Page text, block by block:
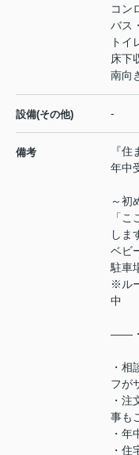
コン
バス
トイ
床下
南向
設備(その他) -
備考
『
年中
～初
「
しま
ベビ
駐車
※ル
中
――
・
フが
・
事も
・
・